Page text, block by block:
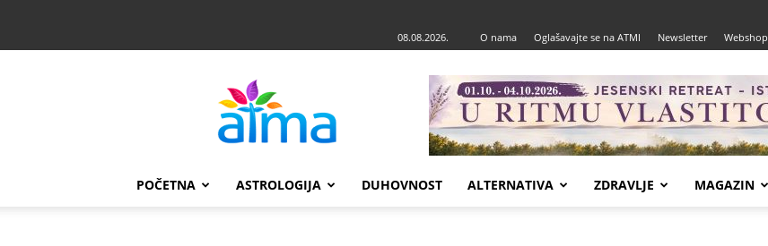
08.08.2026. O nama Oglašavajte se na ATMI Newsletter Webshop
POČETNA ASTROLOGIJA DUHOVNOST ALTERNATIVA ZDRAVLJE MAGAZIN